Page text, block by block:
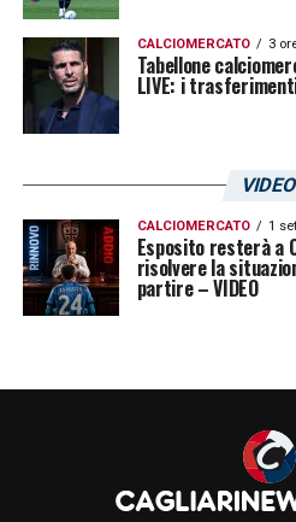
CALCIOMERCATO 3
Tabellone
LIVE: i
VIDEO
CALCIOMERCATO 1
Esposito resterà a
risolvere la
partire – VIDEO